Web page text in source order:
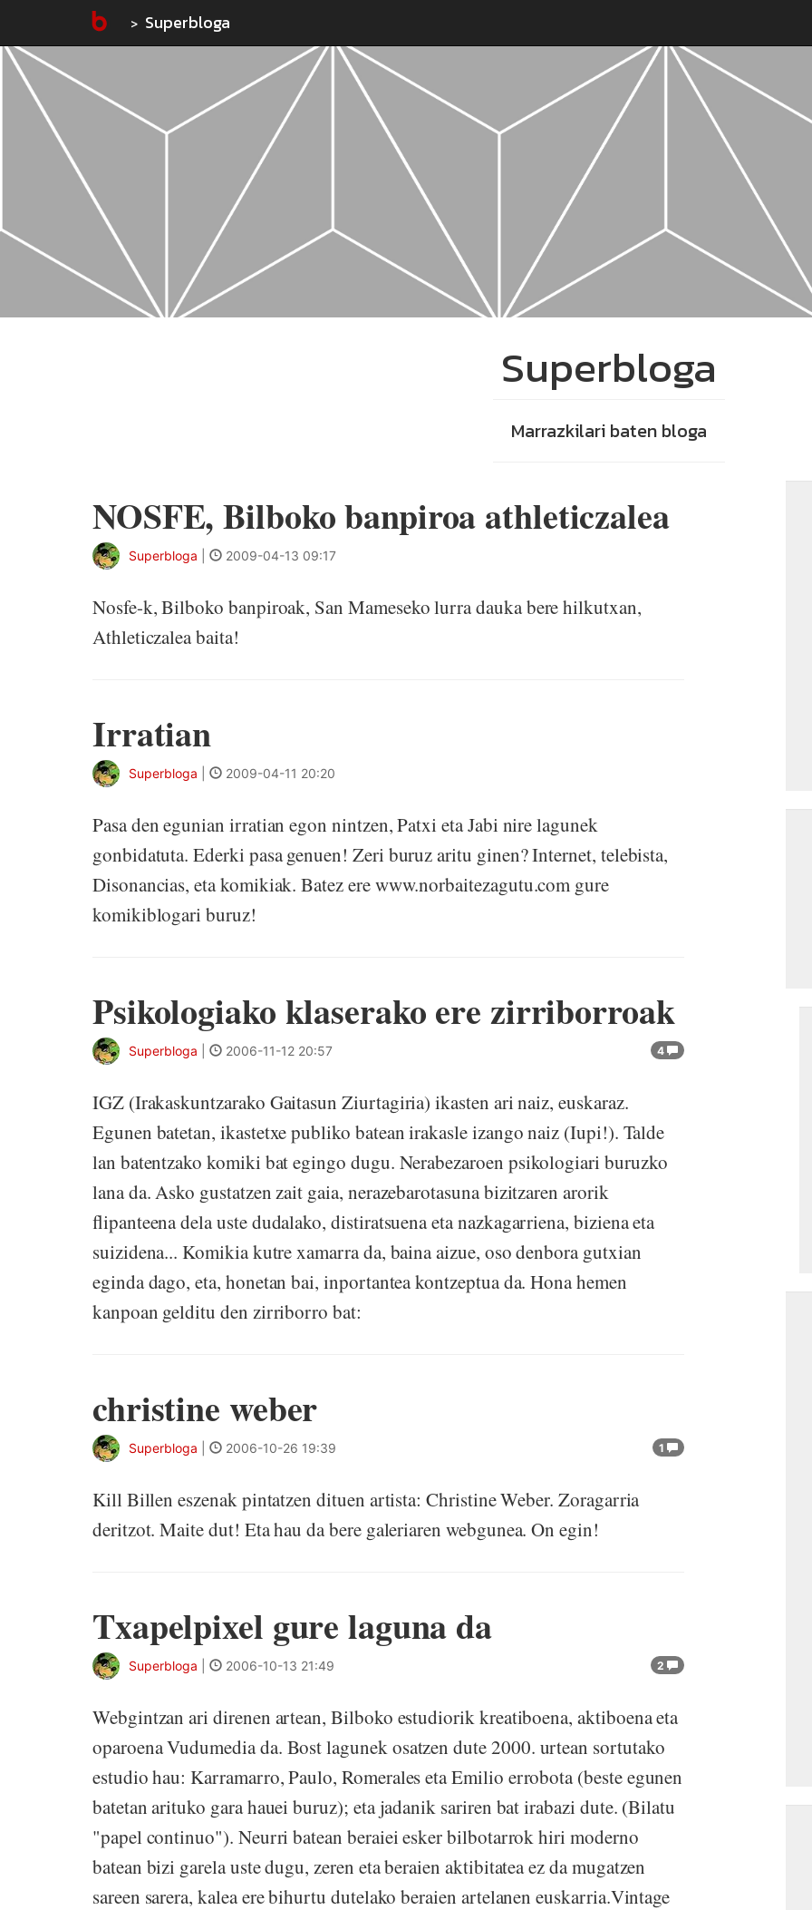
Superbloga
Superbloga
Marrazkilari baten bloga
NOSFE, Bilboko banpiroa athleticzalea
Superbloga 2009-04-13 09:17
Nosfe-k, Bilboko banpiroak, San Mameseko lurra dauka bere hilkutxan,
Athleticzalea baita!
Irratian
Superbloga 2009-04-11 20:20
Pasa den egunian irratian egon nintzen, Patxi eta Jabi nire lagunek
gonbidatuta. Ederki pasa genuen! Zeri buruz aritu ginen? Internet, telebista,
Disonancias, eta komikiak. Batez ere www.norbaitezagutu.com gure
komikiblogari buruz!
Psikologiako klaserako ere zirriborroak
4
Superbloga 2006-11-12 20:57
IGZ (Irakaskuntzarako Gaitasun Ziurtagiria) ikasten ari naiz, euskaraz.
Egunen batetan, ikastetxe publiko batean irakasle izango naiz (Iupi!). Talde
lan batentzako komiki bat egingo dugu. Nerabezaroen psikologiari buruzko
lana da. Asko gustatzen zait gaia, nerazebarotasuna bizitzaren arorik
flipanteena dela uste dudalako, distiratsuena eta nazkagarriena, biziena eta
suizidena... Komikia kutre xamarra da, baina aizue, oso denbora gutxian
eginda dago, eta, honetan bai, inportantea kontzeptua da. Hona hemen
kanpoan gelditu den zirriborro bat:
christine weber
1
Superbloga 2006-10-26 19:39
Kill Billen eszenak pintatzen dituen artista: Christine Weber. Zoragarria
deritzot. Maite dut! Eta hau da bere galeriaren webgunea. On egin!
Txapelpixel gure laguna da
2
Superbloga 2006-10-13 21:49
Webgintzan ari direnen artean, Bilboko estudiorik kreatiboena, aktiboena eta
oparoena Vudumedia da. Bost lagunek osatzen dute 2000. urtean sortutako
estudio hau: Karramarro, Paulo, Romerales eta Emilio errobota (beste egunen
batetan arituko gara hauei buruz); eta jadanik sariren bat irabazi dute. (Bilatu
"papel continuo"). Neurri batean beraiei esker bilbotarrok hiri moderno
batean bizi garela uste dugu, zeren eta beraien aktibitatea ez da mugatzen
sareen sarera, kalea ere bihurtu dutelako beraien artelanen euskarria.Vintage